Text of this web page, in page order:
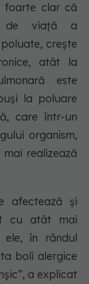
foarte clar că
de viață a
crește
atât la
este
la poluare
care într-un
organism,
realizează
afectează și
cu atât mai
ele, în rândul
boli alergice
a explicat